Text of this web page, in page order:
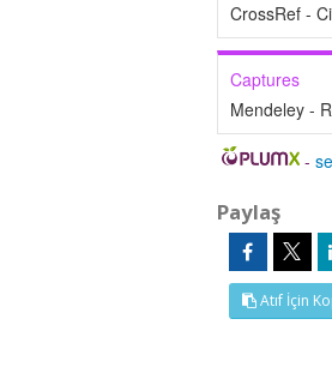
CrossRef -
Captures
Mendeley -
-
Paylaş
Atıf İçin